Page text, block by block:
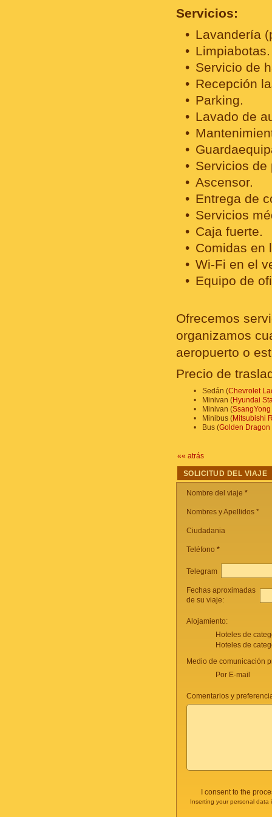
Servicios:
Lavandería
Limpiabotas.
Servicio de
Recepción
Parking.
Lavado de
Servicios de
Ascensor.
Entrega de
Servicios
Caja fuerte.
Comidas en
Wi-Fi en el
Equipo de
Ofrecemos
organizamos
aeropuerto o
Precio de
• Sedán (Chevrolet
•
Minivan (Hyundai
•
Minivan (SsangYong
•
Minibus (Mitsubishi
•
Bus (Golden Dragon
«« atrás
SOLICITUD DEL VIAJE
Nombre del viaje *
Nombres y Apellidos *
Ciudadania
Teléfono *
Telegram
Fechas aproximadas
de su viaje:
Alojamiento:
Hoteles de
Hoteles de
Medio de comunicación
Por E-mail
Comentarios y
I consent to the
Inserting your personal